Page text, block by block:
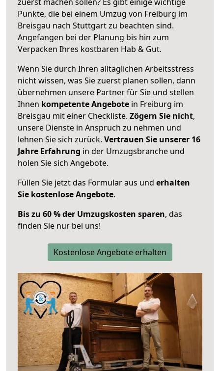
Punkte, die bei einem Umzug von Freiburg im
Breisgau nach Stuttgart zu beachten sind.
Angefangen bei der Planung bis hin zum
Verpacken Ihres kostbaren Hab & Gut.
Wenn Sie durch Ihren alltäglichen Arbeitsstress
nicht wissen, was Sie zuerst planen sollen, dann
übernehmen unsere Partner für Sie und stellen
Ihnen kompetente Angebote in Freiburg im
Breisgau mit einer Checkliste. Zögern Sie nicht,
unsere Dienste in Anspruch zu nehmen und
lehnen Sie sich zurück. Vertrauen Sie unserer 16
Jahre Erfahrung in der Umzugsbranche und
holen Sie sich Angebote.
Füllen Sie jetzt das Formular aus und erhalten
Sie kostenlose Angebote.
Bis zu 60 % der Umzugskosten sparen, das
finden Sie nur bei uns!
Kostenlose Angebote erhalten